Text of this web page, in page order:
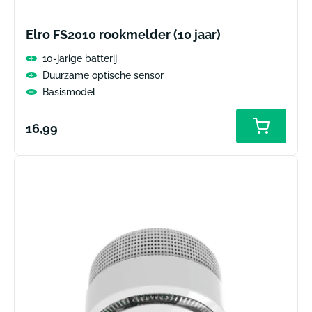
Elro FS2010 rookmelder (10 jaar)
10-jarige batterij
Duurzame optische sensor
Basismodel
Normale
16,99
aan